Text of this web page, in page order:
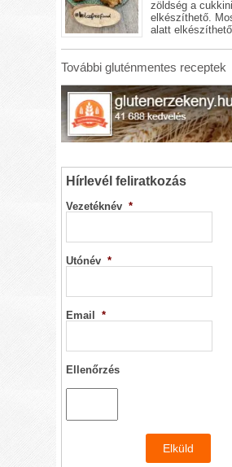
zöldség a
elkészíthető.
alatt
További gluténmentes receptek
Hírlevél feliratkozás
Vezetéknév *
Utónév *
Email *
Ellenőrzés